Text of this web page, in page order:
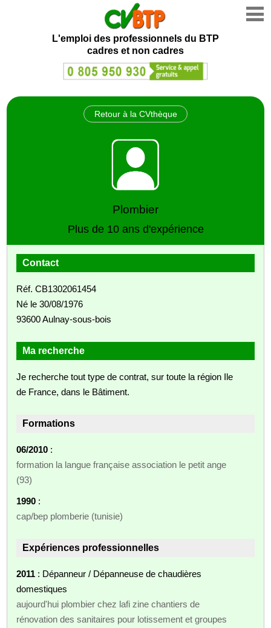
L'emploi des professionnels du BTP
cadres et non cadres
Retour à la CVthèque
Plombier
Plus de 10 ans d'expérience
Contact
Réf. CB1302061454
Né le 30/08/1976
93600 Aulnay-sous-bois
Ma recherche
Je recherche tout type de contrat, sur toute la région Ile
de France, dans le Bâtiment.
Formations
06/2010 :
formation la langue française association le petit ange
(93)
1990 :
cap/bep plomberie (tunisie)
Expériences professionnelles
2011 : Dépanneur / Dépanneuse de chaudières
domestiques
aujourd'hui plombier chez lafi zine chantiers de
rénovation des sanitaires pour lotissement et groupes